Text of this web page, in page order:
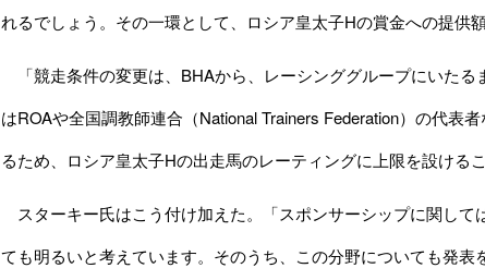
れるでしょう。その一環として、ロシア皇太子Hの賞金への提供
「競走条件の変更は、BHAから、レーシンググループにいた
はROAや全国調教師連合（National Trainers Federation）の代表
るため、ロシア皇太子Hの出走馬のレーティングに上限を設ける
スターキー氏はこう付け加えた。「スポンサーシップに関し
ても明るいと考えています。そのうち、この分野についても発表